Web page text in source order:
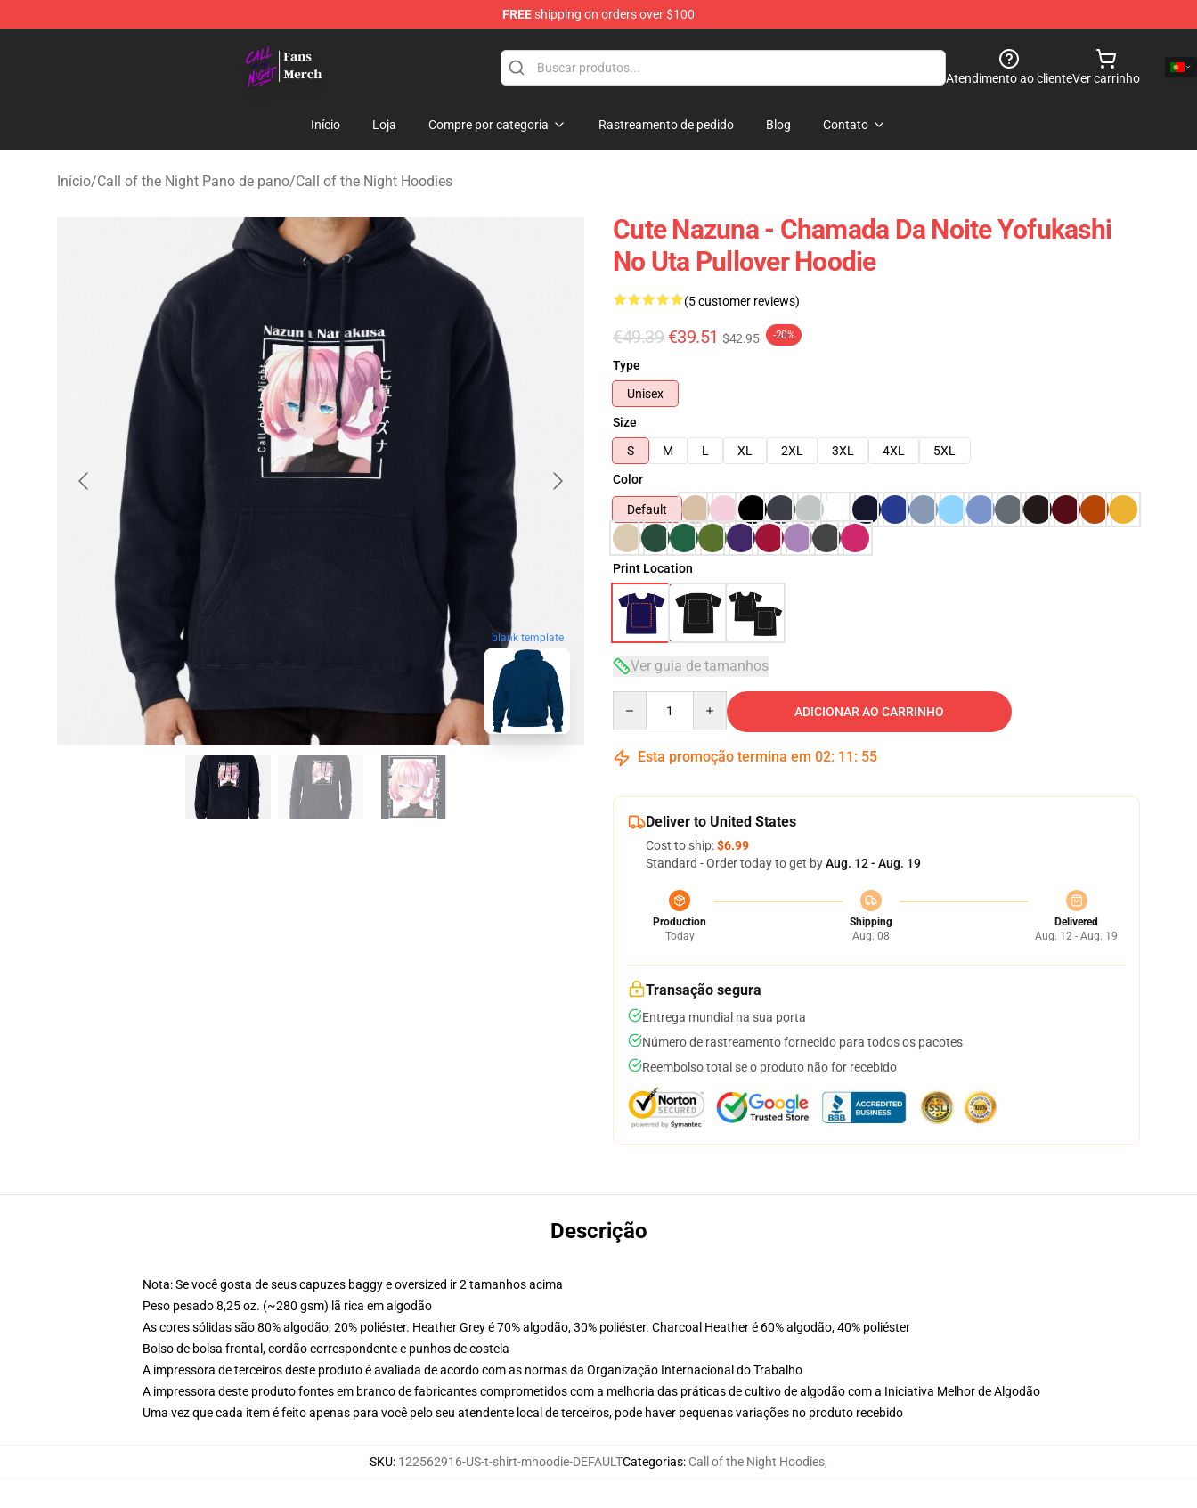
FREEshipping on orders over $100
Atendimento ao clienteVer carrinho
Início Loja Compre por categoria Rastreamento de pedido Blog Contato
Início/Call of the Night Pano de pano/Call of the Night Hoodies
blank template
Cute Nazuna - Chamada Da Noite Yofukashi
No Uta Pullover Hoodie
(5 customer reviews)
€49.39 €39.51 $42.95 -20%
Type
Unisex
Size
S
M L XL 2XL 3XL 4XL
5XL
Color
Default
Print Location
Ver guia de tamanhos
ADICIONAR AO CARRINHO
Esta promoção termina em 02: 11 : 54
Deliver to United States
Cost to ship:$6.99
Standard - Order today to get byAug. 12 - Aug. 19
Production
Today
Shipping
Aug. 08
Delivered
Aug. 12 - Aug. 19
Transação segura
Entrega mundial na sua porta
Número de rastreamento fornecido para todos os pacotes
Reembolso total se o produto não for recebido
Descrição
Nota: Se você gosta de seus capuzes baggy e oversized ir 2 tamanhos acima
Peso pesado 8,25 oz. (~280 gsm) lã rica em algodão
As cores sólidas são 80% algodão, 20% poliéster. Heather Grey é 70% algodão, 30% poliéster. Charcoal Heather é 60% algodão, 40% poliéster
Bolso de bolsa frontal, cordão correspondente e punhos de costela
A impressora de terceiros deste produto é avaliada de acordo com as normas da Organização Internacional do Trabalho
A impressora deste produto fontes em branco de fabricantes comprometidos com a melhoria das práticas de cultivo de algodão com a Iniciativa Melhor de Algodão
Uma vez que cada item é feito apenas para você pelo seu atendente local de terceiros, pode haver pequenas variações no produto recebido
SKU: 122562916-US-t-shirt-mhoodie-DEFAULTCategorias: Call of the Night Hoodies,